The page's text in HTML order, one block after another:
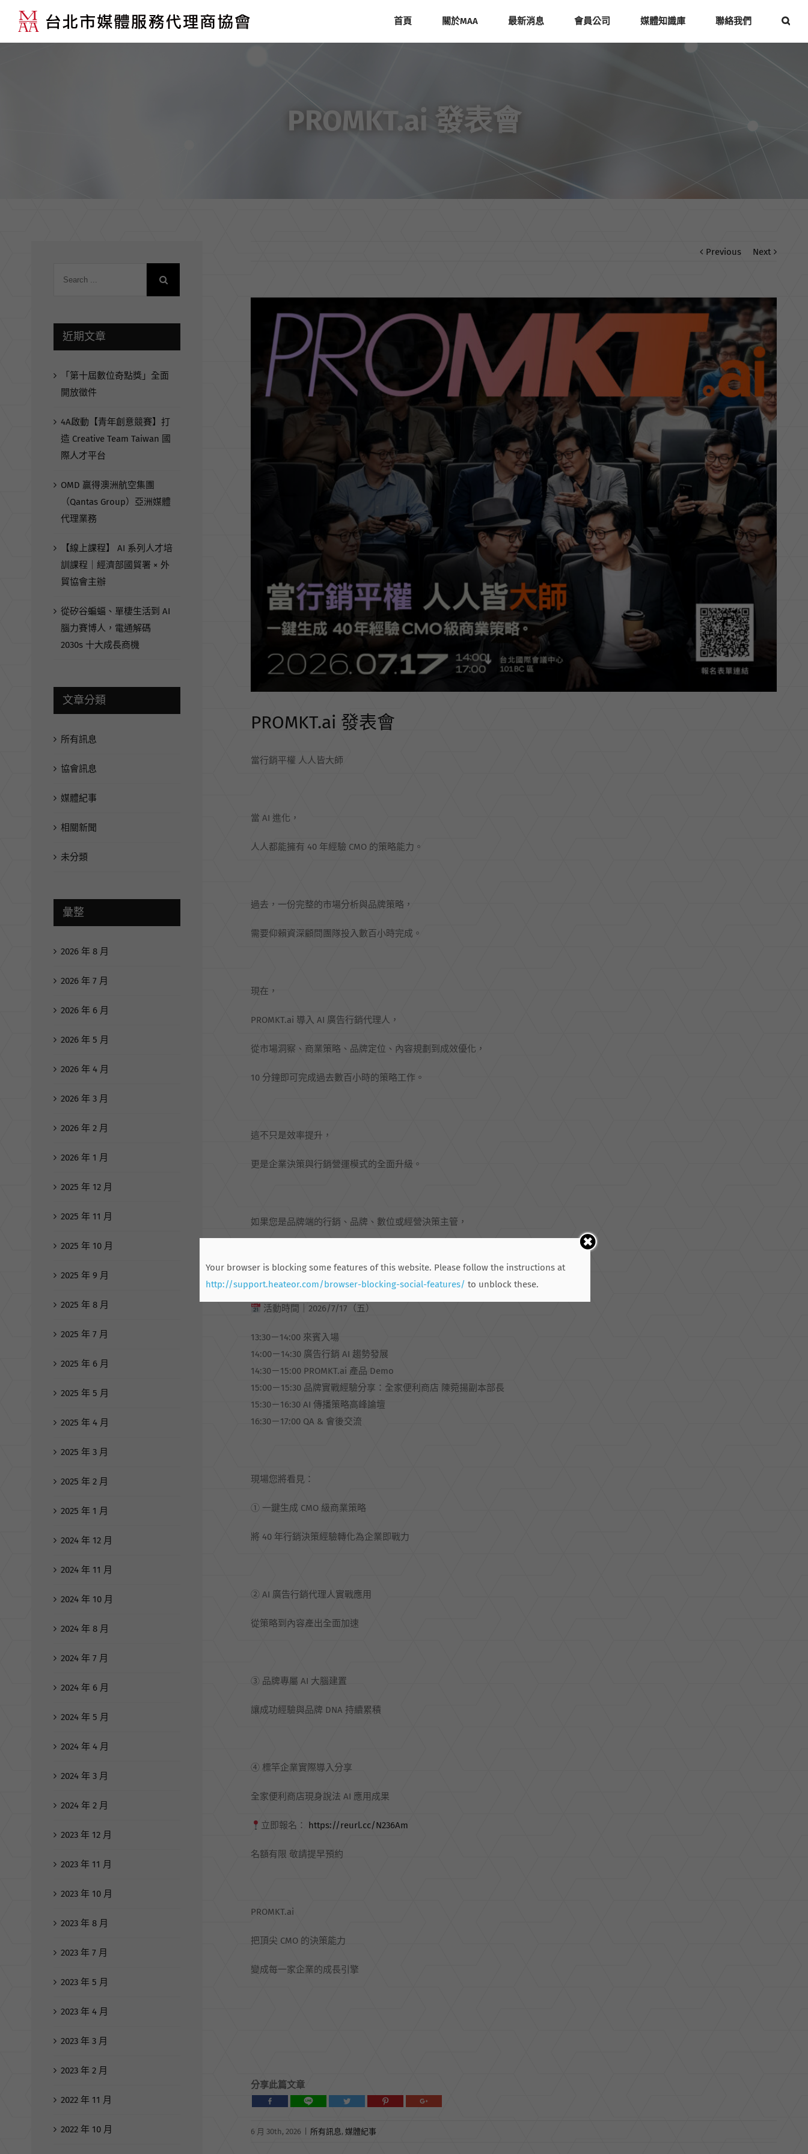
首頁 關於MAA 最新消息 會員公司 媒體知識庫 聯絡我們
PROMKT.ai 發表會
Previous Next
Larger
Image
PROMKT.ai 發表會
當行銷平權 人人皆大師
當 AI 進化，
人人都能擁有 40 年經驗 CMO 的策略能力。
過去，一份完整的市場分析與品牌策略，
需要仰賴資深顧問團隊投入數百小時完成。
現在，
PROMKT.ai 導入 AI 廣告行銷代理人，
從市場洞察、商業策略、品牌定位、內容規劃到成效優化，
10 分鐘即可完成過去數百小時的策略工作。
這不只是效率提升，
更是企業決策與行銷營運模式的全面升級。
如果您是品牌端的行銷、品牌、數位或經營決策主管，
活動時間｜2026/7/17（五）
13:30－14:00 來賓入場
14:00－14:30 廣告行銷 AI 趨勢發展
14:30－15:00 PROMKT.ai 產品 Demo
15:00－15:30 品牌實戰經驗分享：全家便利商店 陳菀揚副本部長
15:30－16:30 AI 傳播策略高峰論壇
16:30－17:00 QA & 會後交流
現場您將看見：
① 一鍵生成 CMO 級商業策略
將 40 年行銷決策經驗轉化為企業即戰力
② AI 廣告行銷代理人實戰應用
從策略到內容產出全面加速
③ 品牌專屬 AI 大腦建置
讓成功經驗與品牌 DNA 持續累積
④ 標竿企業實際導入分享
全家便利商店現身說法 AI 應用成果
立即報名： https://reurl.cc/N236Am
名額有限 敬請提早預約
PROMKT.ai
把頂尖 CMO 的決策能力
變成每一家企業的成長引擎
分享此篇文章
6 月 30th, 2026 所有訊息,媒體紀事
近期文章
「第十屆數位奇點獎」全面
開放徵件
4A啟動【青年創意競賽】打
造 Creative Team Taiwan 國
際人才平台
OMD 贏得澳洲航空集團
（Qantas Group）亞洲媒體
代理業務
【線上課程】 AI 系列人才培
訓課程｜經濟部國貿署 × 外
貿協會主辦
從矽谷蝙蝠、單棲生活到 AI
腦力賽博人，電通解碼
2030s 十大成長商機
文章分類
所有訊息
協會訊息
媒體紀事
相關新聞
未分類
彙整
2026 年 8 月
2026 年 7 月
2026 年 6 月
2026 年 5 月
2026 年 4 月
2026 年 3 月
2026 年 2 月
2026 年 1 月
2025 年 12 月
2025 年 11 月
2025 年 10 月
2025 年 9 月
2025 年 8 月
2025 年 7 月
2025 年 6 月
2025 年 5 月
2025 年 4 月
2025 年 3 月
2025 年 2 月
2025 年 1 月
2024 年 12 月
2024 年 11 月
2024 年 10 月
2024 年 8 月
2024 年 7 月
2024 年 6 月
2024 年 5 月
2024 年 4 月
2024 年 3 月
2024 年 2 月
2023 年 12 月
2023 年 11 月
2023 年 10 月
2023 年 8 月
2023 年 7 月
2023 年 5 月
2023 年 4 月
2023 年 3 月
2023 年 2 月
2022 年 11 月
2022 年 10 月
Your browser is blocking some features of this website. Please follow the instructions at
http://support.heateor.com/browser-blocking-social-features/ to unblock these.